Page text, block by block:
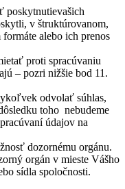
poskytnutievašich
v štruktúrovanom,
alebo ich prenos
proti spracúvaniu
– pozri nižšie bod 11.
odvolať súhlas,
toho nebudeme
údajov na
dozornému orgánu.
orgán v mieste Vášho
sídla spoločnosti.